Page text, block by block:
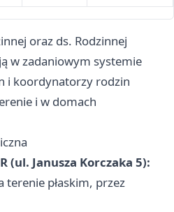
oraz ds. Rodzinnej
w zadaniowym systemie
i koordynatorzy rodzin
i w domach
(ul. Janusza Korczaka 5):
terenie płaskim, przez